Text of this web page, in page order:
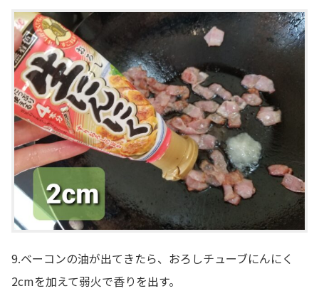
9.ベーコンの油が出てきたら、おろしチューブにんにく
2cmを加えて弱火で香りを出す。